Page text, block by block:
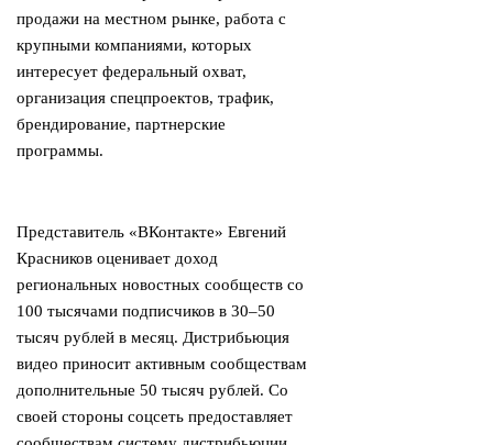
продажи на местном рынке, работа с
крупными компаниями, которых
интересует федеральный охват,
организация спецпроектов, трафик,
брендирование, партнерские
программы.
Представитель «ВКонтакте» Евгений
Красников оценивает доход
региональных новостных сообществ со
100 тысячами подписчиков в 30–50
тысяч рублей в месяц. Дистрибьюция
видео приносит активным сообществам
дополнительные 50 тысяч рублей. Со
своей стороны соцсеть предоставляет